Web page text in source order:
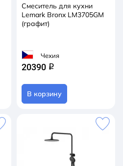
Смеситель для кухни
Lemark Bronx LM3705GM
(графит)
Чехия
20390 q
В корзину